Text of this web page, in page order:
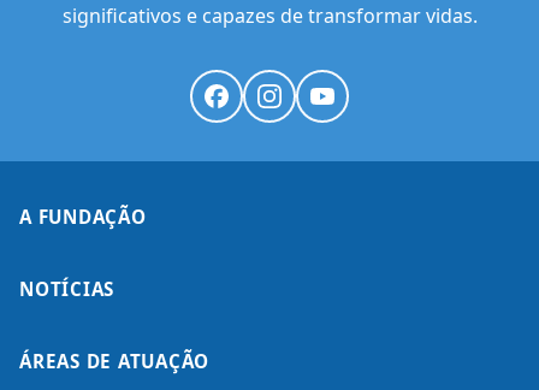
significativos e capazes de transformar vidas.
A FUNDAÇÃO
NOTÍCIAS
ÁREAS DE ATUAÇÃO